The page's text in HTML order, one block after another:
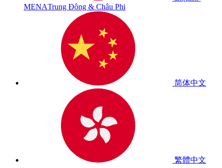
MENATrung Đông & Châu Phi
简体中文
繁體中文